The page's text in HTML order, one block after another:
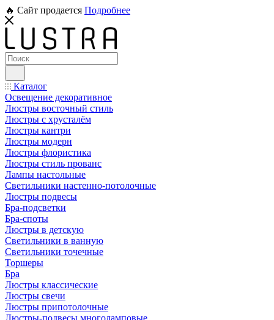
🔥 Сайт продается Подробнее
Каталог
Освещение декоративное
Люстры восточный стиль
Люстры с хрусталём
Люстры кантри
Люстры модерн
Люстры флористика
Люстры стиль прованс
Лампы настольные
Светильники настенно-потолочные
Люстры подвесы
Бра-подсветки
Бра-споты
Люстры в детскую
Светильники в ванную
Светильники точечные
Торшеры
Бра
Люстры классические
Люстры свечи
Люстры припотолочные
Люстры-подвесы многоламповые